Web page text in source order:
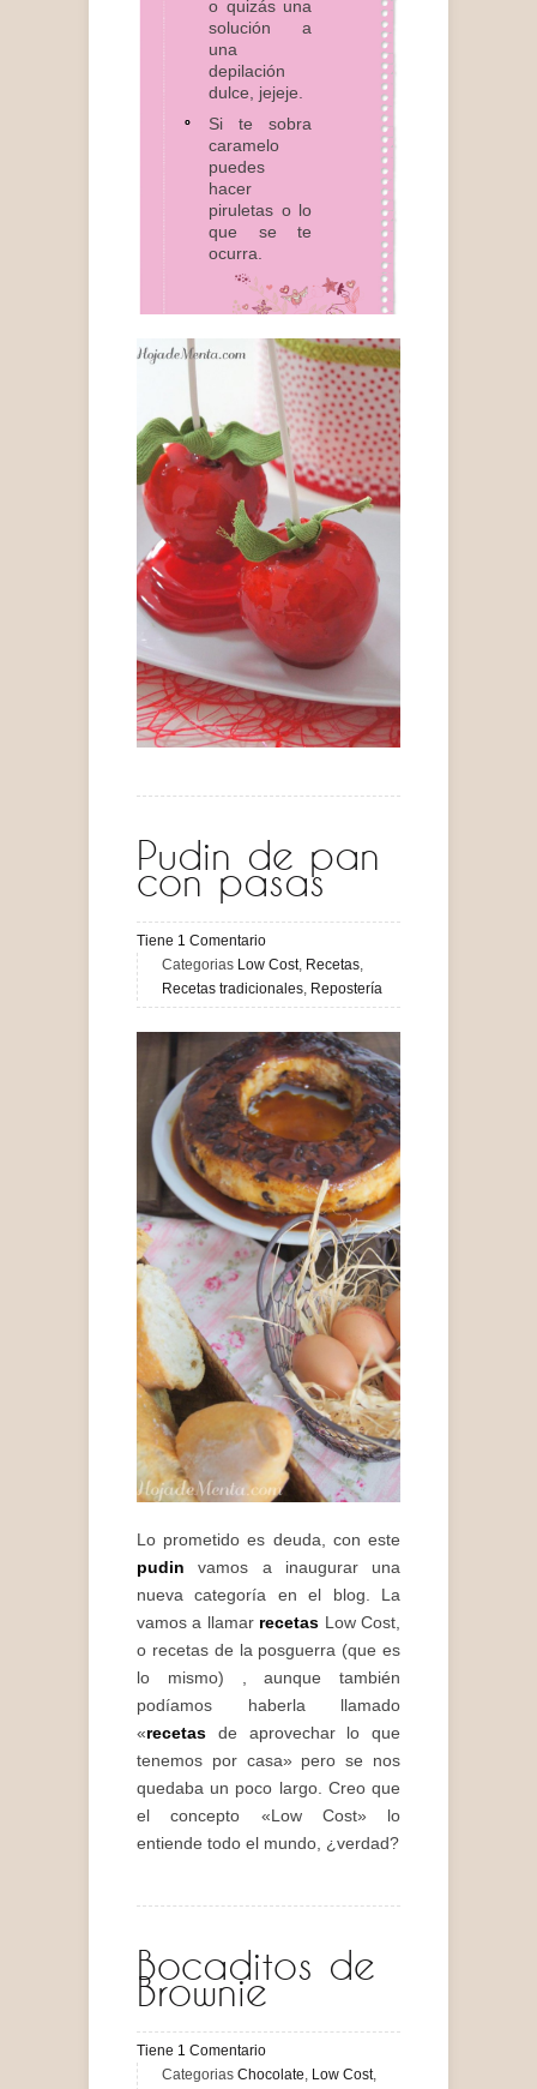
o quizás una
solución a
una
depilación
dulce, jejeje.
Si te sobra
caramelo
puedes
hacer
piruletas o lo
que se te
ocurra.
Pudin de pan
con pasas
Tiene 1 Comentario
Categorias Low Cost, Recetas,
Recetas tradicionales, Repostería
Lo prometido es deuda, con este
pudin vamos a inaugurar una
nueva categoría en el blog. La
vamos a llamar recetas Low Cost,
o recetas de la posguerra (que es
lo mismo) , aunque también
podíamos haberla llamado
«recetas de aprovechar lo que
tenemos por casa» pero se nos
quedaba un poco largo. Creo que
el concepto «Low Cost» lo
entiende todo el mundo, ¿verdad?
Bocaditos de
Brownie
Tiene 1 Comentario
Categorias Chocolate, Low Cost,